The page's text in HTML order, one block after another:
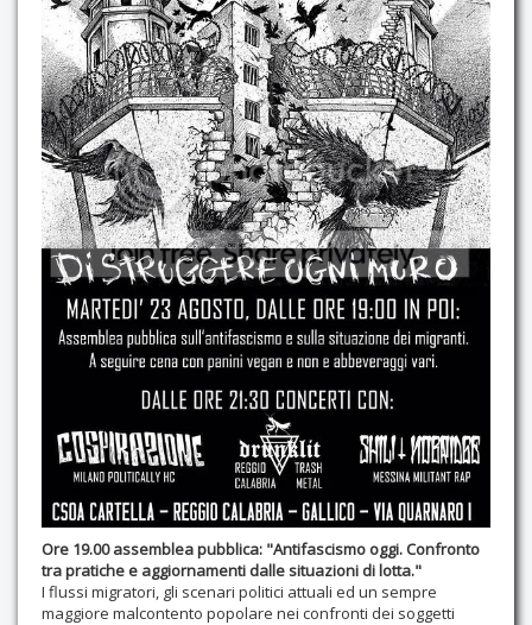
Contatti
Ore 19.00 assemblea pubblica: "Antifascismo oggi. Confronto
tra pratiche e aggiornamenti dalle situazioni di lotta."
I flussi migratori, gli scenari politici attuali ed un sempre
maggiore malcontento popolare nei confronti dei soggetti